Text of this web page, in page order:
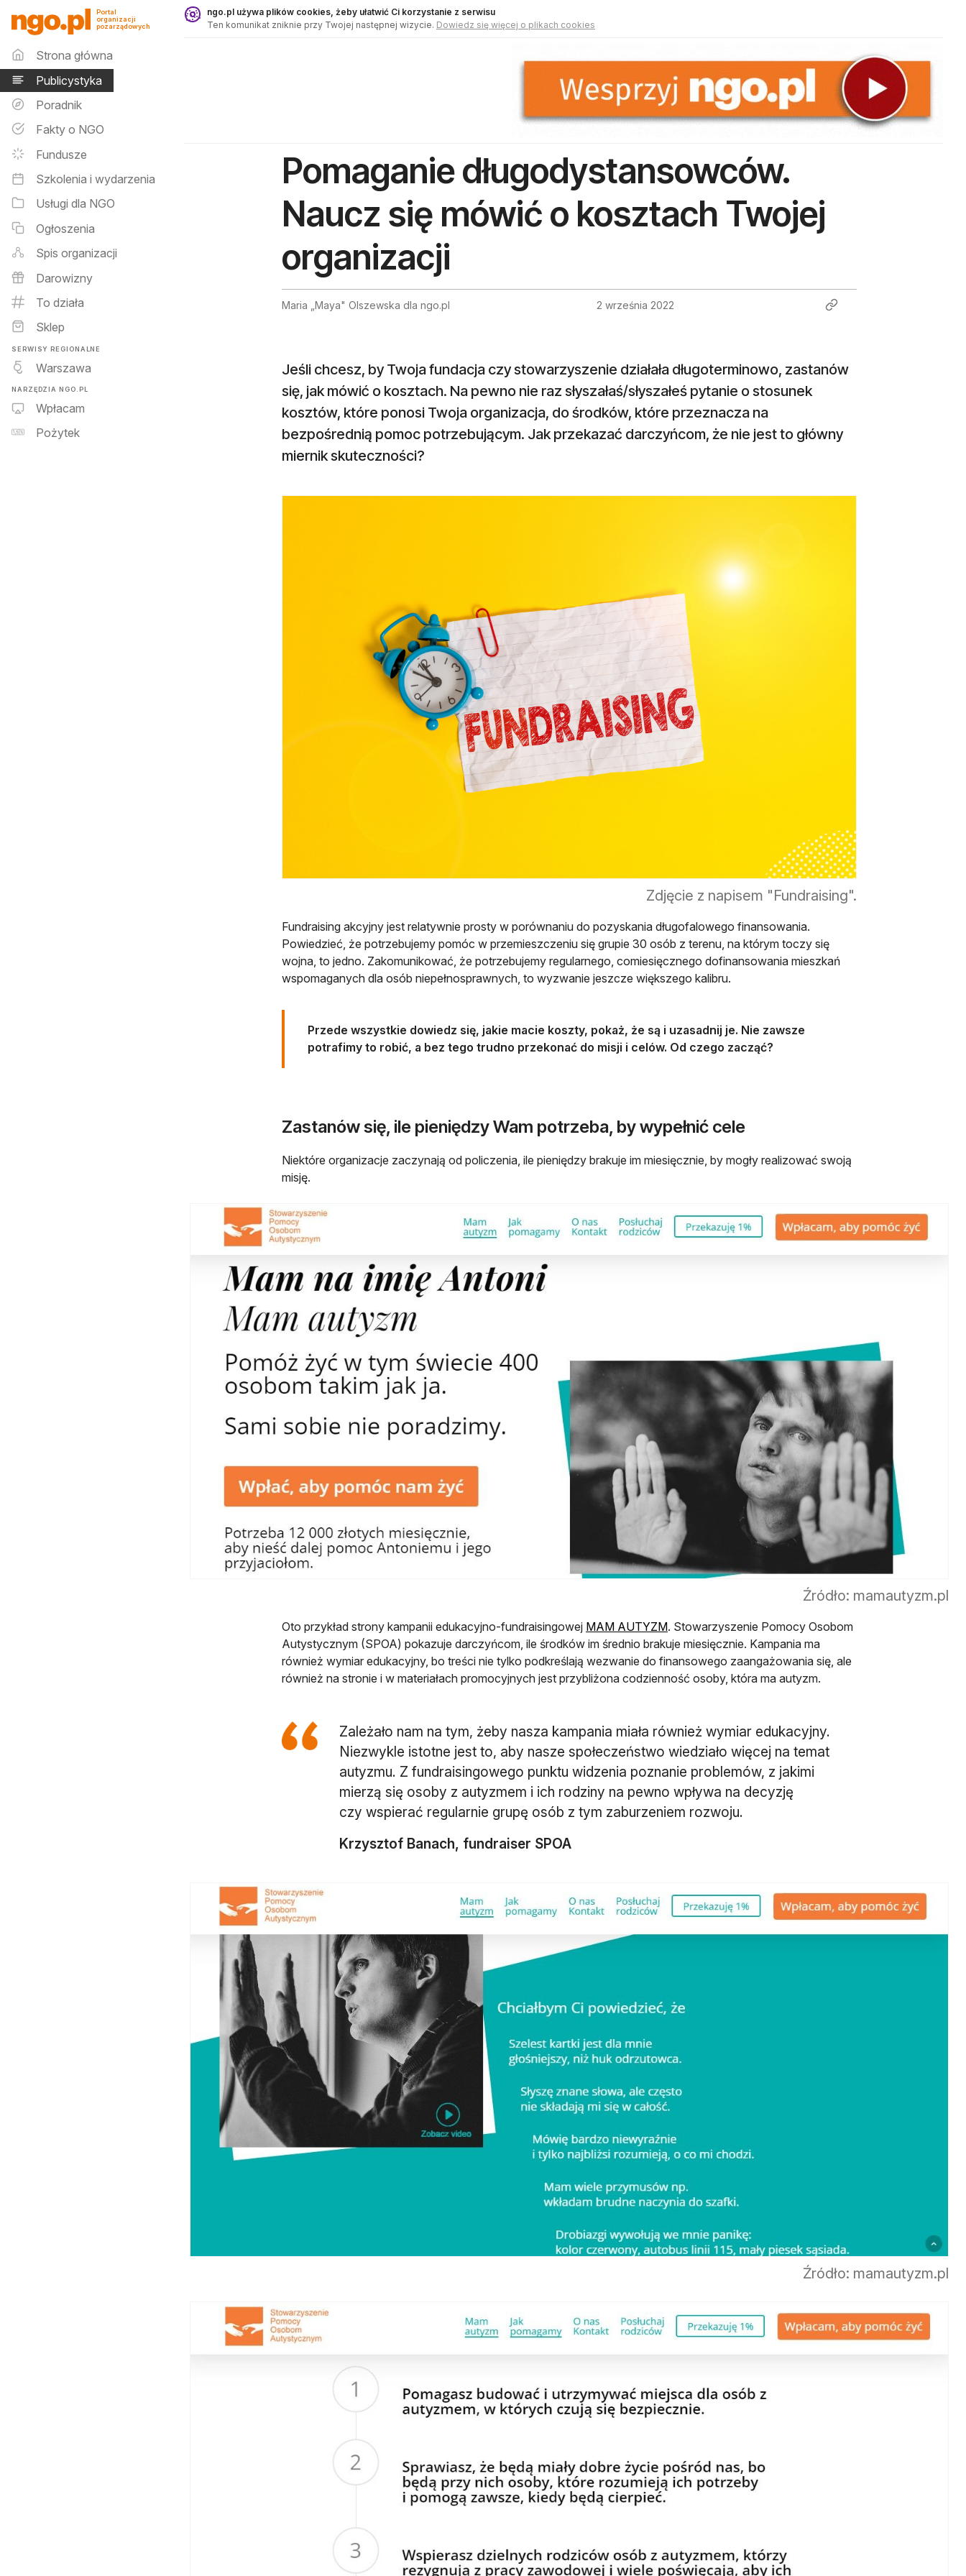
Publicystyka - ngo.pl
Portal
organizacji
pozarządowych
Menu główne
Strona główna
Publicystyka
Poradnik
Fakty o NGO
Fundusze
Szkolenia i wydarzenia
Usługi dla NGO
Ogłoszenia
Spis organizacji
Darowizny
To działa
Sklep
SERWISY REGIONALNE
Warszawa
NARZĘDZIA NGO.PL
Wpłacam
Pożytek
ngo.pl używa plików cookies, żeby ułatwić Ci korzystanie z serwisu
Ten komunikat zniknie przy Twojej następnej wizycie. Dowiedz się więcej o plikach cookies
Pomaganie długodystansowców.
Naucz się mówić o kosztach Twojej
organizacji
Maria „Maya" Olszewska dla ngo.pl 2 września 2022
Jeśli chcesz, by Twoja fundacja czy stowarzyszenie działała długoterminowo, zastanów
się, jak mówić o kosztach. Na pewno nie raz słyszałaś/słyszałeś pytanie o stosunek
kosztów, które ponosi Twoja organizacja, do środków, które przeznacza na
bezpośrednią pomoc potrzebującym. Jak przekazać darczyńcom, że nie jest to główny
miernik skuteczności?
Zdjęcie z napisem "Fundraising".
Fundraising akcyjny jest relatywnie prosty w porównaniu do pozyskania długofalowego finansowania.
Powiedzieć, że potrzebujemy pomóc w przemieszczeniu się grupie 30 osób z terenu, na którym toczy się
wojna, to jedno. Zakomunikować, że potrzebujemy regularnego, comiesięcznego dofinansowania mieszkań
wspomaganych dla osób niepełnosprawnych, to wyzwanie jeszcze większego kalibru.
Przede wszystkie dowiedz się, jakie macie koszty, pokaż, że są i uzasadnij je. Nie zawsze
potrafimy to robić, a bez tego trudno przekonać do misji i celów. Od czego zacząć?
Zastanów się, ile pieniędzy Wam potrzeba, by wypełnić cele
Niektóre organizacje zaczynają od policzenia, ile pieniędzy brakuje im miesięcznie, by mogły realizować swoją
misję.
Źródło: mamautyzm.pl
Oto przykład strony kampanii edukacyjno-fundraisingowej MAM AUTYZMotwiera się w nowej karcie
. Stowarzyszenie Pomocy Osobom
Autystycznym (SPOA) pokazuje darczyńcom, ile środków im średnio brakuje miesięcznie. Kampania ma
również wymiar edukacyjny, bo treści nie tylko podkreślają wezwanie do finansowego zaangażowania się, ale
również na stronie i w materiałach promocyjnych jest przybliżona codzienność osoby, która ma autyzm.
Zależało nam na tym, żeby nasza kampania miała również wymiar edukacyjny.
Niezwykle istotne jest to, aby nasze społeczeństwo wiedziało więcej na temat
autyzmu. Z fundraisingowego punktu widzenia poznanie problemów, z jakimi
mierzą się osoby z autyzmem i ich rodziny na pewno wpływa na decyzję
czy wspierać regularnie grupę osób z tym zaburzeniem rozwoju.
Krzysztof Banach, fundraiser SPOA
Źródło: mamautyzm.pl